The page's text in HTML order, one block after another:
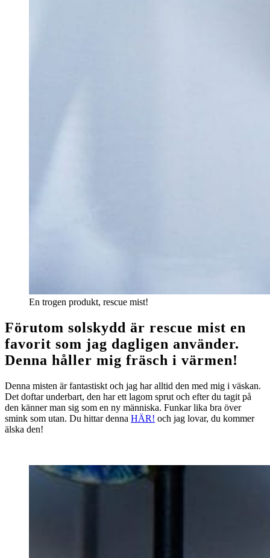
En trogen produkt, rescue mist!
Förutom solskydd är rescue mist en
favorit som jag dagligen använder.
Denna håller mig fräsch i värmen!
Denna misten är fantastiskt och jag har alltid den med mig i väskan.
Det doftar underbart, den har ett lagom sprut och efter du tagit på
den känner man sig som en ny människa. Funkar lika bra över
smink som utan. Du hittar denna HÄR! och jag lovar, du kommer
älska den!